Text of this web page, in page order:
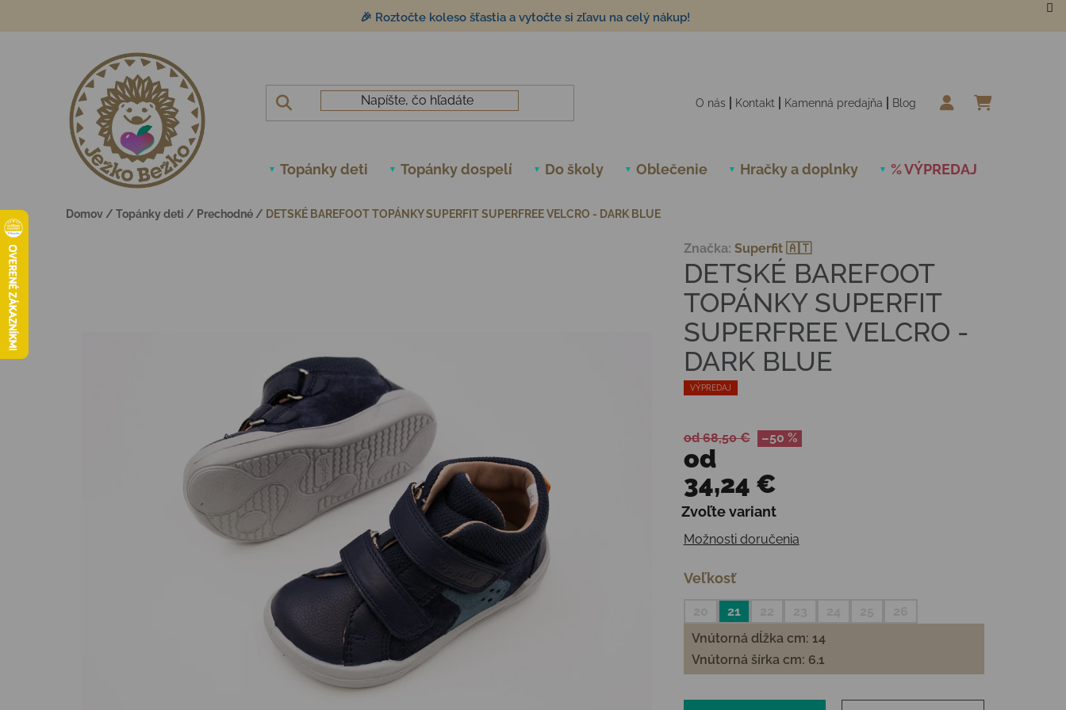
🎉 Roztočte koleso šťastia a vytočte si zľavu na celý nákup!
O nás Kontakt Kamenná predajňa Blog
Topánky deti Topánky dospelí Do školy Oblečenie Hračky a doplnky % VÝPREDAJ
Domov / Topánky deti / Prechodné / DETSKÉ BAREFOOT TOPÁNKY SUPERFIT SUPERFREE VELCRO - DARK BLUE
VÝPREDAJ
DETSKÉ BAREFOOT
TOPÁNKY SUPERFIT
SUPERFREE VELCRO -
DARK BLUE
Značka: Superfit 🇦🇹
od 68,50 € –50 %
od
34,24 €
Jednotková cena:
Zvoľte variant
Možnosti doručenia
Veľkosť
21
Vnútorná dĺžka cm: 14
Vnútorná šírka cm: 6.1